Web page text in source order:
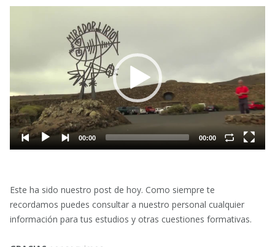
Este ha sido nuestro post de hoy. Como siempre te
recordamos puedes consultar a nuestro personal cualquier
información para tus estudios y otras cuestiones formativas.